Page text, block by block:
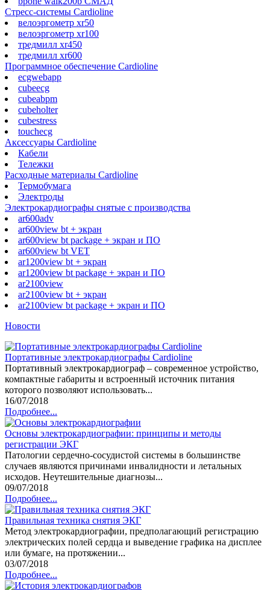
Стресс-системы Cardioline
велоэргометр xr50
велоэргометр xr100
тредмилл xr450
тредмилл xr600
Программное обеспечение Cardioline
ecgwebapp
cubeecg
cubeabpm
cubeholter
cubestress
touchecg
Аксессуары Cardioline
Кабели
Тележки
Расходные материалы Cardioline
Термобумага
Электроды
Электрокардиографы снятые с производства
ar600adv
ar600view bt + экран
ar600view bt package + экран и ПО
ar600view bt VET
ar1200view bt + экран
ar1200view bt package + экран и ПО
ar2100view
ar2100view bt + экран
ar2100view bt package + экран и ПО
Новости
Портативные электрокардиографы Cardioline
Портативный электрокардиограф – современное устройство,
компактные габариты и встроенный источник питания
которого позволяют использовать...
16/07/2018
Подробнее...
Основы электрокардиографии: принципы и методы
регистрации ЭКГ
Патологии сердечно-сосудистой системы в большинстве
случаев являются причинами инвалидности и летальных
исходов. Неутешительные диагнозы...
09/07/2018
Подробнее...
Правильная техника снятия ЭКГ
Метод электрокардиографии, предполагающий регистрацию
электрических полей сердца и выведение графика на дисплее
или бумаге, на протяжении...
03/07/2018
Подробнее...